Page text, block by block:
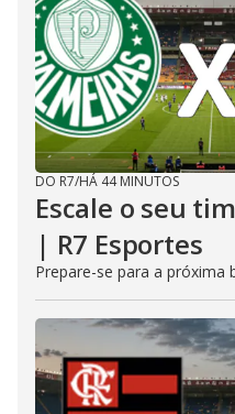
DO R7/HÁ 44 MINUTOS
Escale o seu
| R7 Esportes
Prepare-se para a próxima